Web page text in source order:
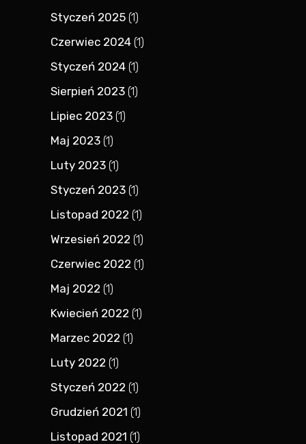
Styczeń 2025 (1)
Czerwiec 2024 (1)
Styczeń 2024 (1)
Sierpień 2023 (1)
Lipiec 2023 (1)
Maj 2023 (1)
Luty 2023 (1)
Styczeń 2023 (1)
Listopad 2022 (1)
Wrzesień 2022 (1)
Czerwiec 2022 (1)
Maj 2022 (1)
Kwiecień 2022 (1)
Marzec 2022 (1)
Luty 2022 (1)
Styczeń 2022 (1)
Grudzień 2021 (1)
Listopad 2021 (1)